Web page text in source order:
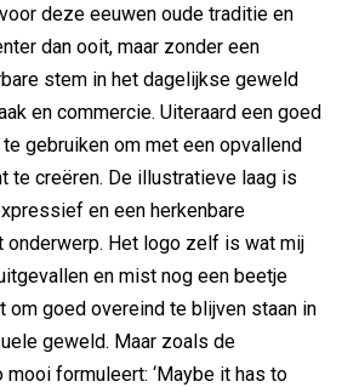
deze eeuwen oude traditie en
dan ooit, maar zonder een
stem in het dagelijkse geweld
en commercie. Uiteraard een goed
gebruiken om met een opvallend
te creëren. De illustratieve laag is
en een herkenbare
onderwerp. Het logo zelf is wat mij
en mist nog een beetje
om goed overeind te blijven staan in
geweld. Maar zoals de
mooi formuleert: ‘Maybe it has to